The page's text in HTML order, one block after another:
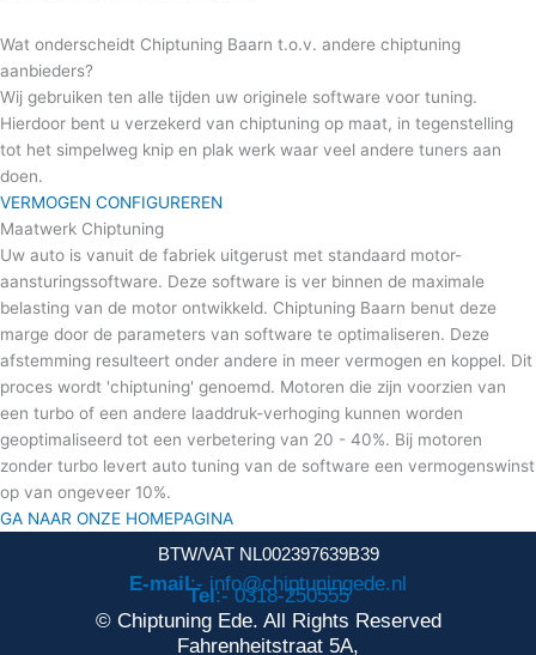
​ Wat onderscheidt Chiptuning Baarn t.o.v. andere chiptuning
aanbieders?
Wij gebruiken ten alle tijden uw originele software voor tuning.
Hierdoor bent u verzekerd van chiptuning op maat, in tegenstelling
tot het simpelweg knip en plak werk waar veel andere tuners aan
doen. ​
VERMOGEN CONFIGUREREN
Maatwerk Chiptuning
Uw auto is vanuit de fabriek uitgerust met standaard motor-
aansturingssoftware. Deze software is ver binnen de maximale
belasting van de motor ontwikkeld. Chiptuning Baarn benut deze
marge door de parameters van software te optimaliseren. Deze
afstemming resulteert onder andere in meer vermogen en koppel. Dit
proces wordt 'chiptuning' genoemd. Motoren die zijn voorzien van
een turbo of een andere laaddruk-verhoging kunnen worden
geoptimaliseerd tot een verbetering van 20 - 40%. Bij motoren
zonder turbo levert auto tuning van de software een vermogenswinst
op van ongeveer 10%.
GA NAAR ONZE HOMEPAGINA
BTW/VAT NL002397639B39
E-mail:- info@chiptuningede.nl
Tel:- 0318-250555
© Chiptuning Ede. All Rights Reserved
Fahrenheitstraat 5A,